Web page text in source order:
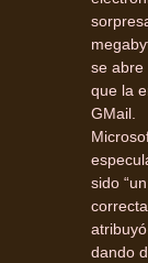
se abre
que la
GMail.
sido
dando